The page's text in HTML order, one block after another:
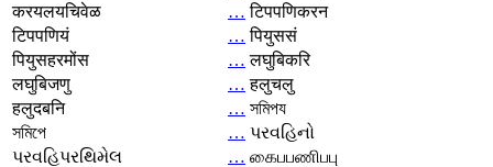
करयलयचिवेळ
… टिपपणिकरन
टिपपणियं
… पियुससं
पियुसहरमोंस
… लघुबिकरि
लघुबिजणु
… हलुचलु
हलुदबनि
… সমিপয
সমিপে
… પરવહિનો
પરવહિપરથિમેલ
… கைபபணிபபு